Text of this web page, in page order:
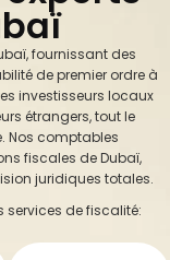
fournissant des
de premier ordre à
investisseurs locaux
étrangers, tout le
Nos comptables
fiscales de Dubaï,
juridiques totales.
de fiscalité: